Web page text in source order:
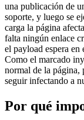
una publicación de
soporte, y luego se
carga la página
falta ningún enlace
el payload espera en
Como el marcado
normal de la página,
seguir infectando a
Por qué